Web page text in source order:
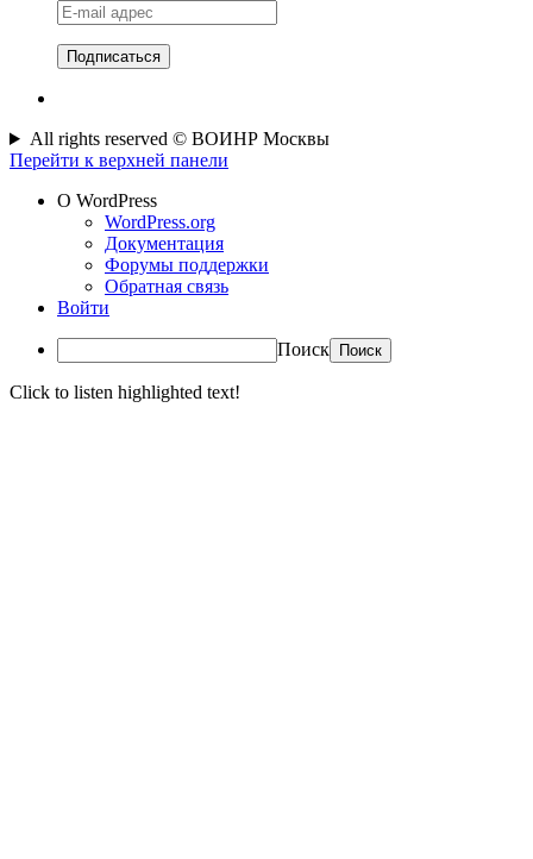
E-
mail
адрес
All rights reserved © ВОИНР Москвы
Перейти к верхней панели
О WordPress
WordPress.org
Документация
Форумы поддержки
Обратная связь
Войти
Поиск
Click to listen highlighted text!